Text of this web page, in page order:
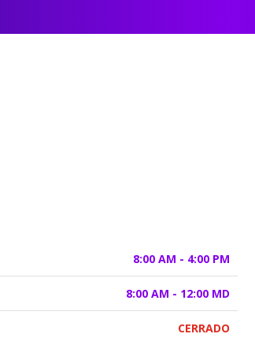
8:00 AM - 4:00 PM
8:00 AM - 12:00 MD
CERRADO